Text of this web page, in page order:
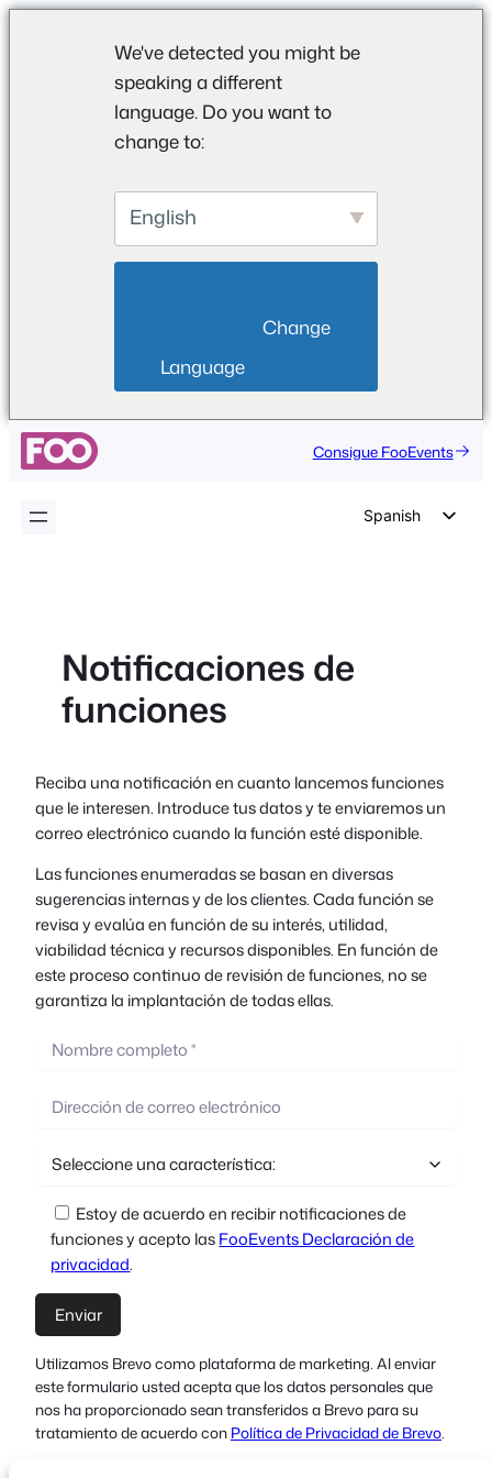
We've detected you might be
speaking a different
language. Do you want to
change to:
English
Language
Saltar
Consigue FooEvents
Spanish
Czech
Greek
Notificaciones de
funciones
Reciba una notificación en cuanto lancemos funciones
que le interesen. Introduce tus datos y te enviaremos un
correo electrónico cuando la función esté disponible.
Las funciones enumeradas se basan en diversas
sugerencias internas y de los clientes. Cada función se
revisa y evalúa en función de su interés, utilidad,
viabilidad técnica y recursos disponibles. En función de
este proceso continuo de revisión de funciones, no se
garantiza la implantación de todas ellas.
Estoy de acuerdo en recibir notificaciones de
funciones y acepto lasFooEvents Declaración de
privacidad.
Utilizamos Brevo como plataforma de marketing. Al enviar
este formulario usted acepta que los datos personales que
nos ha proporcionado sean transferidos a Brevo para su
tratamiento de acuerdo con Política de Privacidad de Brevo.